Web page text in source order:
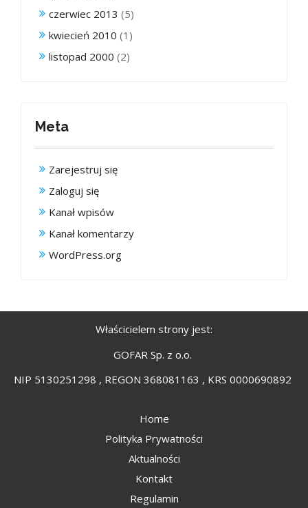
czerwiec 2013 (5)
kwiecień 2010 (1)
listopad 2000 (2)
Meta
Zarejestruj się
Zaloguj się
Kanał wpisów
Kanał komentarzy
WordPress.org
Właścicielem strony jest:
GOFAR Sp. z o.o.
NIP 5130251298 , REGON 368081163 , KRS 0000690892
Home
Polityka Prywatności
Aktualności
Kontakt
Regulamin